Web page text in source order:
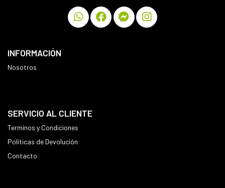
INFORMACIÓN
Nosotros
SERVICIO AL CLIENTE
Terminos y Condiciones
Políticas de Devolución
Contacto